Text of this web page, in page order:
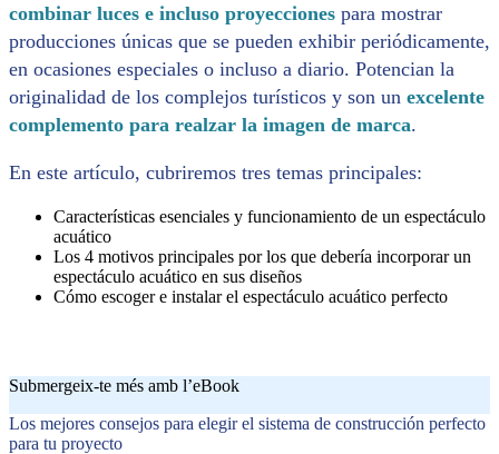
combinar luces e incluso proyecciones para mostrar
producciones únicas que se pueden exhibir periódicamente,
en ocasiones especiales o incluso a diario. Potencian la
originalidad de los complejos turísticos y son un excelente
complemento para realzar la imagen de marca.
En este artículo, cubriremos tres temas principales:
Características esenciales y funcionamiento de un espectáculo
acuático
Los 4 motivos principales por los que debería incorporar un
espectáculo acuático en sus diseños
Cómo escoger e instalar el espectáculo acuático perfecto
Submergeix-te més amb l’eBook
Los mejores consejos para elegir el sistema de construcción perfecto
para tu proyecto